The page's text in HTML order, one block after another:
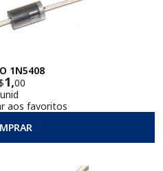
1N5408
1,00
unid
aos favoritos